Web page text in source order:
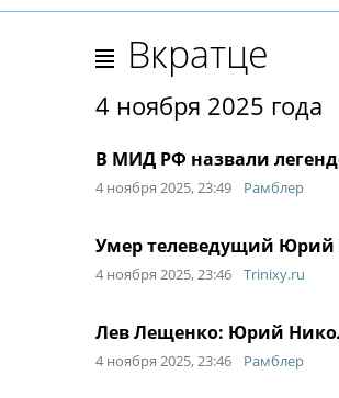
Вкратце
4 ноября 2025 года
В МИД РФ назвали
4 ноября 2025, 23:49 Рамблер
Умер телеведущий Юрий
4 ноября 2025, 23:46 Trinixy.ru
Лев Лещенко: Юрий
4 ноября 2025, 23:46 Рамблер